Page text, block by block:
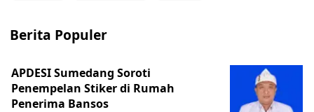
Berita Populer
APDESI Sumedang Soroti
Penempelan Stiker di Rumah
Penerima Bansos